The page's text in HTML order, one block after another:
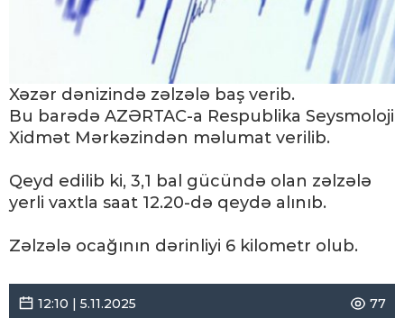
Xəzər dənizində zəlzələ baş verib.
Bu barədə AZƏRTAC-a Respublika Seysmoloji
Xidmət Mərkəzindən məlumat verilib.
Qeyd edilib ki, 3,1 bal gücündə olan zəlzələ
yerli vaxtla saat 12.20-də qeydə alınıb.
Zəlzələ ocağının dərinliyi 6 kilometr olub.
12:10 | 5.11.2025 77